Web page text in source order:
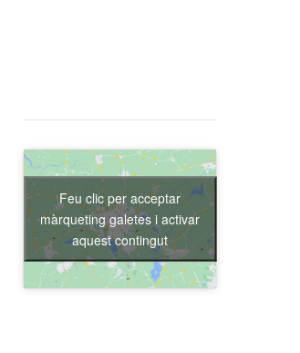
Feu clic per acceptar
màrqueting galetes i activar
aquest contingut